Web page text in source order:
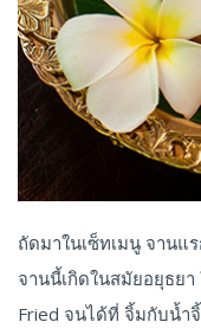
ถัดมาในเซ็ทเมนู จานแ
จานนี้เกิดในสมัยอยุธย
Fried จนได้ที่ จิ้มกับน้ำ